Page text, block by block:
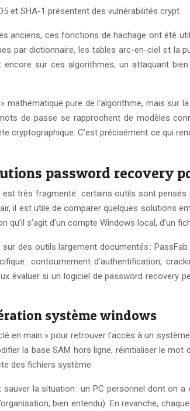
et SHA-1 présentent des vulnérabilités crypt
anciens, ces fonctions de hachage ont été
par dictionnaire, les tables arc-en-ciel et la
sur ces algorithmes, un attaquant
pure de l’algorithme, mais
de passe se rapprochent de modèles
cryptographique. C’est précisément ce qui
password recovery
très fragmenté : certains outils sont
il est utile de comparer quelques solutions
s’agit d’un compte Windows local, d’un
des outils largement documentés :
: contournement d’authentification,
évaluer si un logiciel de password recovery
système windows
en main » pour retrouver l’accès à un
la base SAM hors ligne, réinitialiser le
des fichiers système.
la situation : un PC personnel dont
bien entendu). En revanche,